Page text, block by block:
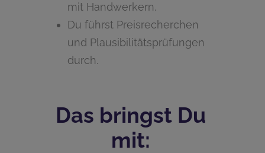
mit Handwerkern.
Du führst Preisrecherchen
und Plausibilitätsprüfungen
durch.
Das bringst Du
mit: